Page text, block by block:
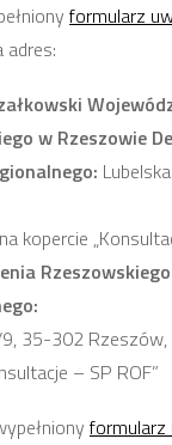
formularz
w Rzeszowie
kopercie
35-302 Rzeszów,
– SP ROF”
formularz